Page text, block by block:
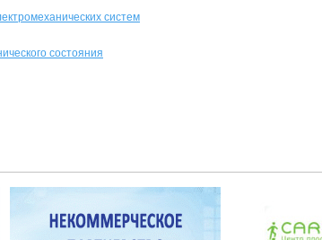
систем
состояния